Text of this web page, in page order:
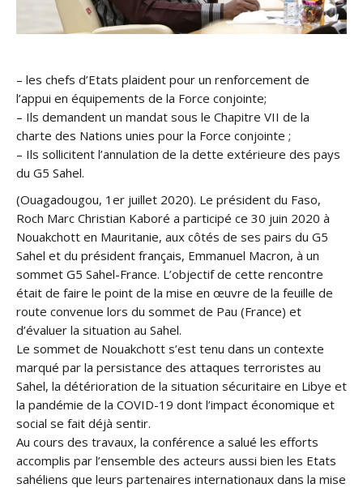
– les chefs d’Etats plaident pour un renforcement de
l’appui en équipements de la Force conjointe;
– Ils demandent un mandat sous le Chapitre VII de la
charte des Nations unies pour la Force conjointe ;
– Ils sollicitent l’annulation de la dette extérieure des pays
du G5 Sahel.
(Ouagadougou, 1er juillet 2020). Le président du Faso,
Roch Marc Christian Kaboré a participé ce 30 juin 2020 à
Nouakchott en Mauritanie, aux côtés de ses pairs du G5
Sahel et du président français, Emmanuel Macron, à un
sommet G5 Sahel-France. L’objectif de cette rencontre
était de faire le point de la mise en œuvre de la feuille de
route convenue lors du sommet de Pau (France) et
d’évaluer la situation au Sahel.
Le sommet de Nouakchott s’est tenu dans un contexte
marqué par la persistance des attaques terroristes au
Sahel, la détérioration de la situation sécuritaire en Libye et
la pandémie de la COVID-19 dont l’impact économique et
social se fait déjà sentir.
Au cours des travaux, la conférence a salué les efforts
accomplis par l’ensemble des acteurs aussi bien les Etats
sahéliens que leurs partenaires internationaux dans la mise